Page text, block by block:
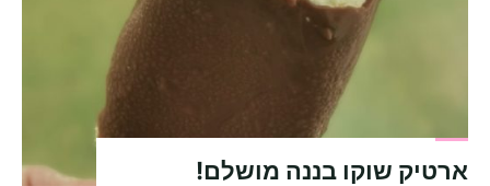
ארטיק שוקו בננה מושלם!